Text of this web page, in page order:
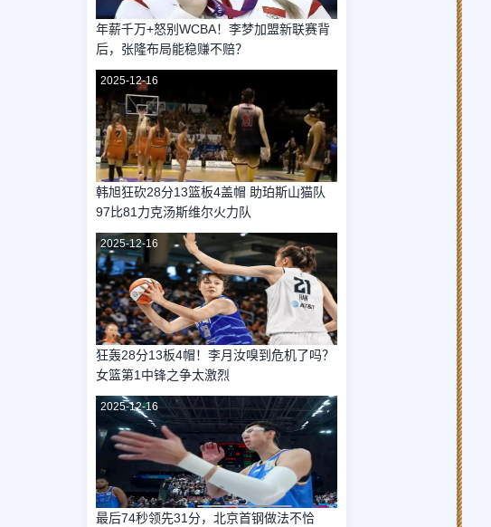
年薪千万+怒别WCBA！李梦加盟新联赛背
后，张隆布局能稳赚不赔？
2025-12-16
韩旭狂砍28分13篮板4盖帽 助珀斯山猫队
97比81力克汤斯维尔火力队
2025-12-16
狂轰28分13板4帽！李月汝嗅到危机了吗？
女篮第1中锋之争太激烈
2025-12-16
最后74秒领先31分，北京首钢做法不恰